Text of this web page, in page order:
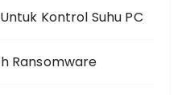
Kontrol Suhu PC
Ransomware